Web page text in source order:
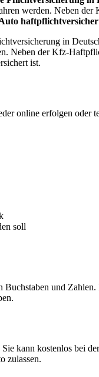
werden. Neben
in
Neben der Kfz-
ist.
online erfolgen oder
soll
und
kann kostenlos bei
zulassen.